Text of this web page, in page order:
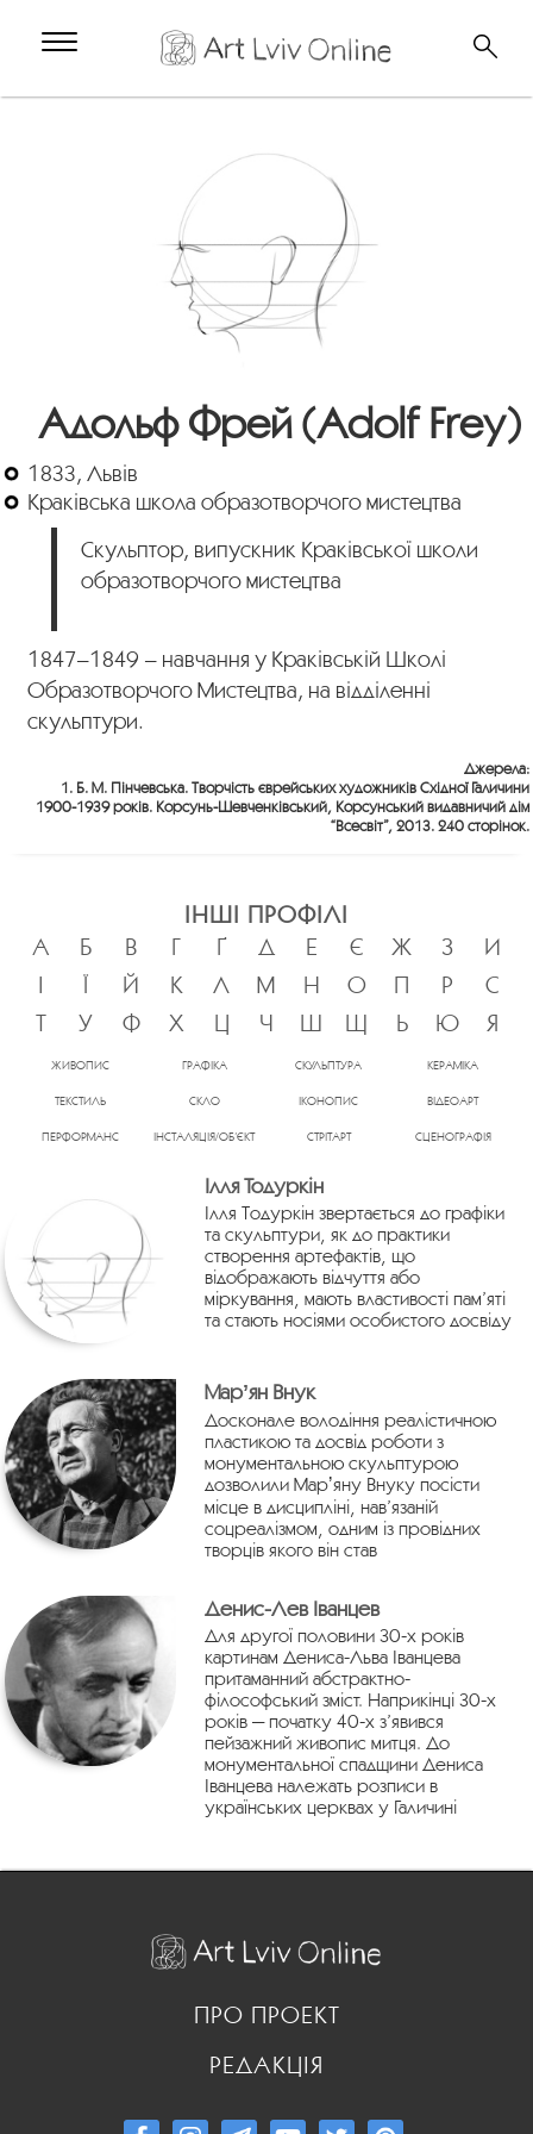
Адольф Фрей (Adolf Frey)
1833, Львів
Краківська школа образотворчого мистецтва
Скульптор, випускник Краківської школи
образотворчого мистецтва
1847–1849 – навчання у Краківській Школі
Образотворчого Мистецтва, на відділенні
скульптури.
Джерела:
1. Б. М. Пінчевська. Творчість єврейських художників Східної Галичини
1900-1939 років. Корсунь-Шевченківський, Корсунський видавничий дім
“Всесвіт”, 2013. 240 сторінок.
ІНШІ ПРОФІЛІ
А
Б В Г Ґ Д Е Є Ж З
И
І
Ї Й К Л М Н О П Р
С
Т
У Ф Х Ц Ч Ш Щ Ь Ю Я
ЖИВОПИС ГРАФІКА СКУЛЬПТУРА КЕРАМІКА
ТЕКСТИЛЬ СКЛО ІКОНОПИС ВІДЕОАРТ
ПЕРФОРМАНС ІНСТАЛЯЦІЯ/ОБ’ЄКТ СТРІТАРТ СЦЕНОГРАФІЯ
Ілля Тодуркін
Ілля Тодуркін звертається до графіки
та скульптури, як до практики
створення артефактів, що
відображають відчуття або
міркування, мають властивості пам’яті
та стають носіями особистого досвіду
Марʼян Внук
Досконале володіння реалістичною
пластикою та досвід роботи з
монументальною скульптурою
дозволили Марʼяну Внуку посісти
місце в дисципліні, нав’язаній
соцреалізмом, одним із провідних
творців якого він став
Денис-Лев Іванцев
Для другої половини 30-х років
картинам Дениса-Льва Іванцева
притаманний абстрактно-
філософський зміст. Наприкінці 30-х
років — початку 40-х з’явився
пейзажний живопис митця. До
монументальної спадщини Дениса
Іванцева належать розписи в
українських церквах у Галичині
ПРО ПРОЕКТ
РЕДАКЦІЯ